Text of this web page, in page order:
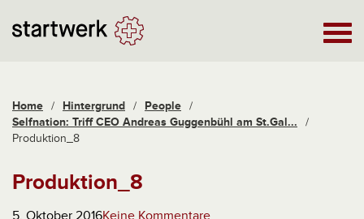
Home / Hintergrund / People /
Selfnation: Triff CEO Andreas Guggenbühl am St.Gal...
/
Produktion_8
Produktion_8
5. Oktober 2016Keine Kommentare